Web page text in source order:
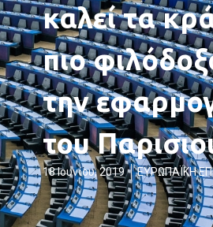
καλεί τα
πιο
την
του
18 Ιουνίου, 2019 ΕΥΡΩΠΑΪΚΗ